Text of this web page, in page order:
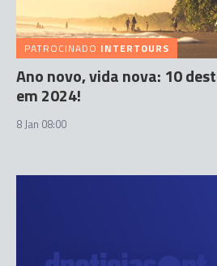
PATROCINADO INTERTOURS
Ano novo, vida nova: 10
em 2024!
8 Jan 08:00